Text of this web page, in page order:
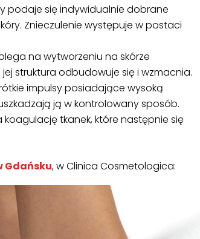
podaje się indywidualnie dobrane
Znieczulenie występuje w postaci
na wytworzeniu na skórze
struktura odbudowuje się i wzmacnia.
impulsy posiadające wysoką
ją w kontrolowany sposób.
koagulację tkanek, które następnie się
Gdańsku, w Clinica Cosmetologica: